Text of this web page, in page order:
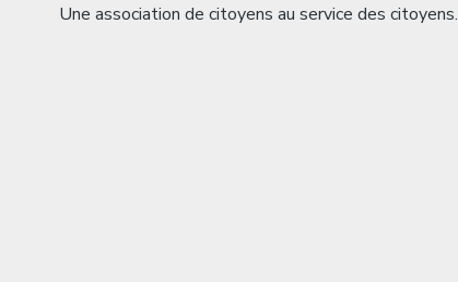
Une association de citoyens au service des citoyens.